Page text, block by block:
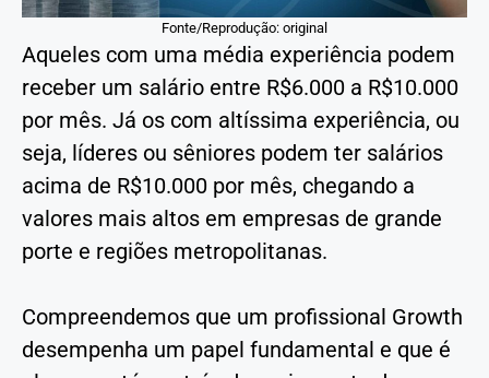
Fonte/Reprodução: original
Aqueles com uma média experiência podem
receber um salário entre R$6.000 a R$10.000
por mês. Já os com altíssima experiência, ou
seja, líderes ou sêniores podem ter salários
acima de R$10.000 por mês, chegando a
valores mais altos em empresas de grande
porte e regiões metropolitanas.
Compreendemos que um profissional Growth
desempenha um papel fundamental e que é